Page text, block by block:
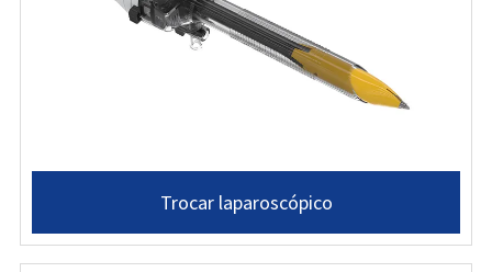
Trocar laparoscópico